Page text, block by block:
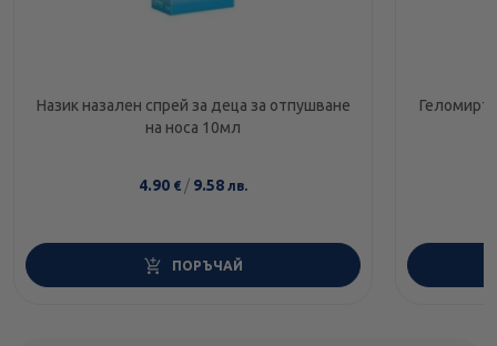
Назик назален спрей за деца за отпушване
на носа 10мл
4.90 € / 9.58 лв.
ПОРЪЧАЙ